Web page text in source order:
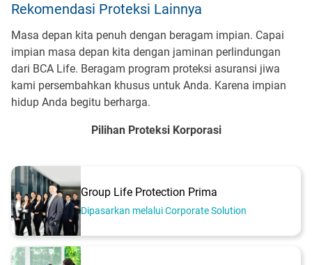
Rekomendasi Proteksi Lainnya
Masa depan kita penuh dengan beragam impian. Capai
impian masa depan kita dengan jaminan perlindungan
dari BCA Life. Beragam program proteksi asuransi jiwa
kami persembahkan khusus untuk Anda. Karena impian
hidup Anda begitu berharga.
Pilihan Proteksi Korporasi
Group Life Protection Prima
Dipasarkan melalui Corporate Solution